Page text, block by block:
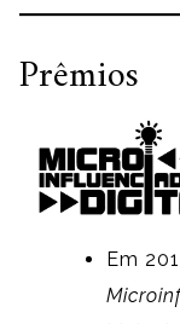
Prêmios
Em